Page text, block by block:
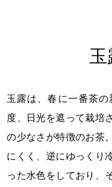
玉露は、春に一番茶
度、日光を遮って栽培
の少なさが特徴のお茶
にくく、逆にゆっくり
った水色をしており、